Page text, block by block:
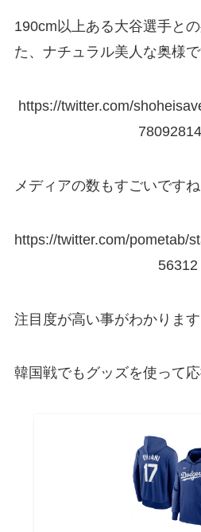
190cm以上ある大谷選手と
た、ナチュラル美人な奥様で
https://twitter.com/
メディアの数もすごいですね
https://twitter.com/pometab/
56312
注目度が高い事がわかります
韓国戦でもグッズを使って応